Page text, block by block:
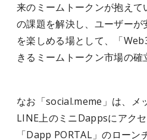
来のミームトークンが抱えて
の課題を解決し、ユーザー
を楽しめる場として、「
きるミームトークン市場の確
なお「social.meme」は、メ
LINE上のミニDappsにアク
「Dapp PORTAL」のロー